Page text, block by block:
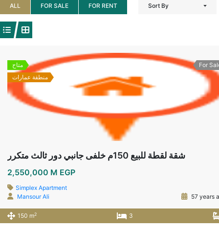
ALL FOR SALE FOR RENT Sort By
متاح
منطقة عمارات
For
شقة لقطة للبيع 150م خلفى جانبي دور ثالث متكرر
2,550,000 M EGP
Simplex Apartment
Mansour Ali
57 years
150 m2 3